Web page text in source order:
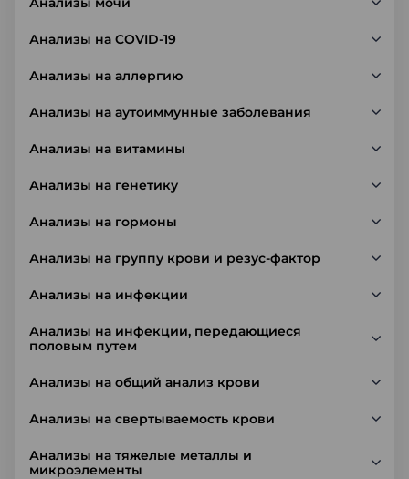
Анализы на COVID-19
Анализы на аллергию
Анализы на аутоиммунные заболевания
Анализы на витамины
Анализы на генетику
Анализы на гормоны
Анализы на группу крови и резус-фактор
Анализы на инфекции
Анализы на инфекции, передающиеся
половым путем
Анализы на общий анализ крови
Анализы на свертываемость крови
Анализы на тяжелые металлы и
микроэлементы